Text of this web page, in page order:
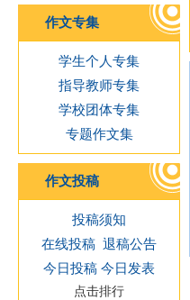
作文专集
学生个人专集
指导教师专集
学校团体专集
专题作文集
作文投稿
投稿须知
在线投稿 退稿公告
今日投稿 今日发表
点击排行